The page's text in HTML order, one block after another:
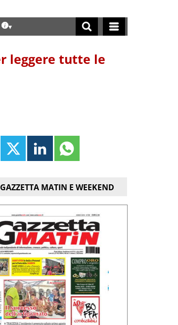
leggere tutte le
GAZZETTA MATIN E WEEKEND